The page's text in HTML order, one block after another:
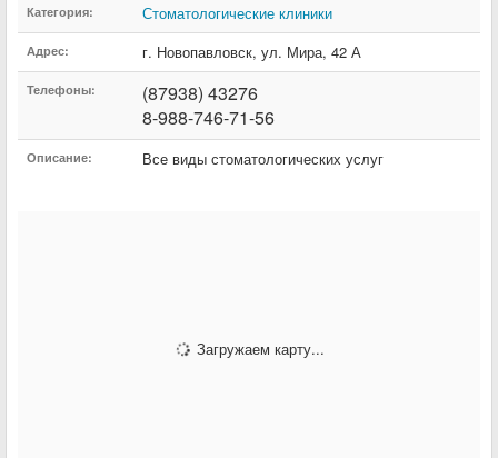
Категория: Стоматологические клиники
Адрес: г. Новопавловск, ул. Мира, 42 А
Телефоны:
(87938) 43276
8-988-746-71-56
Описание: Все виды стоматологических услуг
Загружаем карту...